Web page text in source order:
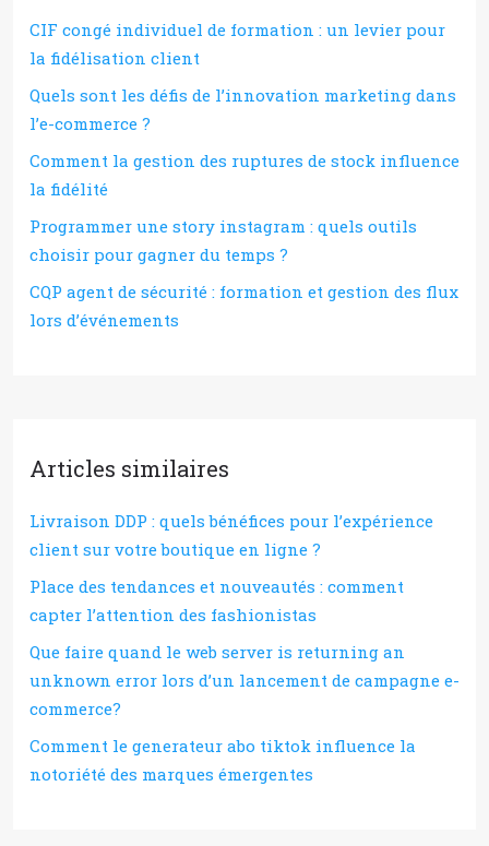
CIF congé individuel de formation : un levier pour
la fidélisation client
Quels sont les défis de l’innovation marketing dans
l’e-commerce ?
Comment la gestion des ruptures de stock influence
la fidélité
Programmer une story instagram : quels outils
choisir pour gagner du temps ?
CQP agent de sécurité : formation et gestion des flux
lors d’événements
Articles similaires
Livraison DDP : quels bénéfices pour l’expérience
client sur votre boutique en ligne ?
Place des tendances et nouveautés : comment
capter l’attention des fashionistas
Que faire quand le web server is returning an
unknown error lors d’un lancement de campagne e-
commerce?
Comment le generateur abo tiktok influence la
notoriété des marques émergentes